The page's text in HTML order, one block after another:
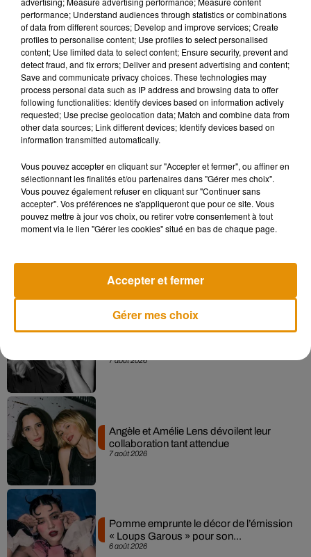
Cet élément est masqué compte-tenu du refus du
dépôt de cookies que vous avez exprimé. Si vous
souhaitez l'afficher, merci de nous donner votre accord
en cliquant sur le bouton ci-dessous.
Afficher l'élément
Si l'obligation du port du masque a été levée en mars 2023
au Japon, trois personnes sur quatre assurent toutefois
qu'elles continueront à le porter, selon un sondage de la
chaîne de télévisionNHKréalisé en mai.
7 août 2026
7 août 2026
Angèle et Amélie Lens dévoilent leur
collaboration tant attendue
6 août 2026
Pomme emprunte le décor de l’émission
« Loups Garous » pour son...
performance; Understand audiences through statistics or combinations
of data from different sources; Develop and improve services; Create
profiles to personalise content; Use profiles to select personalised
content; Use limited data to select content; Ensure security, prevent and
detect fraud, and fix errors; Deliver and present advertising and content;
Save and communicate privacy choices. These technologies may
process personal data such as IP address and browsing data to offer
following functionalities: Identify devices based on information actively
requested; Use precise geolocation data; Match and combine data from
other data sources; Link different devices; Identify devices based on
information transmitted automatically.
Vous pouvez accepter en cliquant sur "Accepter et fermer", ou affiner en
sélectionnant les finalités et/ou partenaires dans "Gérer mes choix".
Vous pouvez également refuser en cliquant sur "Continuer sans
accepter". Vos préférences ne s'appliqueront que pour ce site. Vous
pouvez mettre à jour vos choix, ou retirer votre consentement à tout
moment via le lien "Gérer les cookies" situé en bas de chaque page.
Gérer mes choix
Accepter et fermer